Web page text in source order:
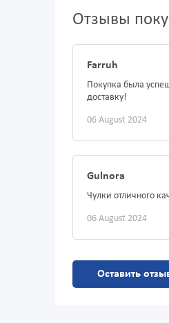
Отзывы
Farruh
Покупка была
доставку!
06 August 2024
Gulnora
Чулки отличного
06 August 2024
Оставить